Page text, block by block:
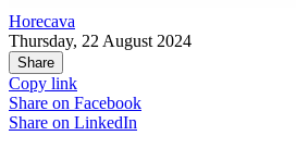
Horecava
Thursday, 22 August 2024
Share
Copy link
Share on Facebook
Share on LinkedIn